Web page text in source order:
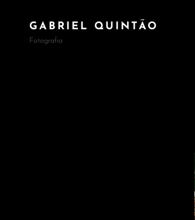
GABRIEL QUINTÃO
Fotografia